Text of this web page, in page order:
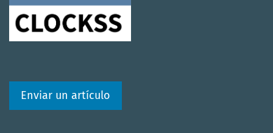
Enviar un artículo